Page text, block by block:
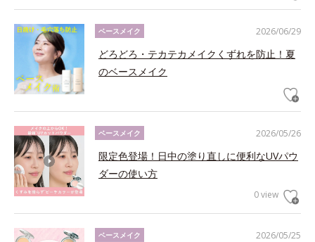
2026/06/29
ベースメイク
どろどろ・テカテカメイクくずれを防止！夏
のベースメイク
2026/05/26
ベースメイク
限定色登場！日中の塗り直しに便利なUVパウ
ダーの使い方
0 view
2026/05/25
ベースメイク